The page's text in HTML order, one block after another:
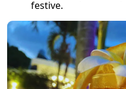
festive.